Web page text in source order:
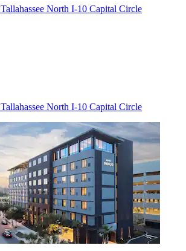
North I-10 Capital Circle
North I-10 Capital Circle